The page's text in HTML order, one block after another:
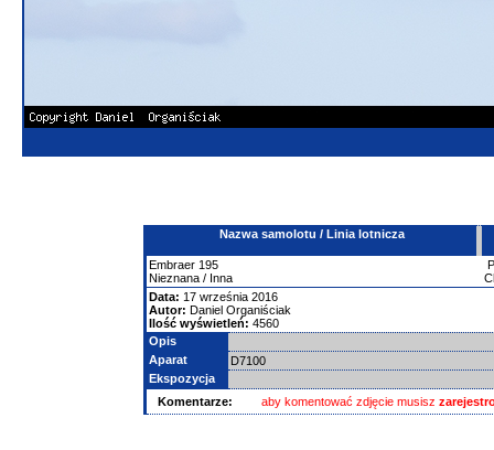
Nazwa samolotu / Linia lotnicza
Embraer 195
Nieznana / Inna
Data: 17 września 2016
Autor: Daniel Organiściak
Ilość wyświetleń: 4560
Opis
Aparat
D7100
Ekspozycja
Komentarze:
aby komentować zdjęcie musisz